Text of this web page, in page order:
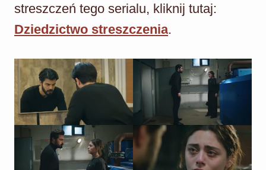
streszczeń tego serialu, kliknij tutaj:
Dziedzictwo streszczenia.